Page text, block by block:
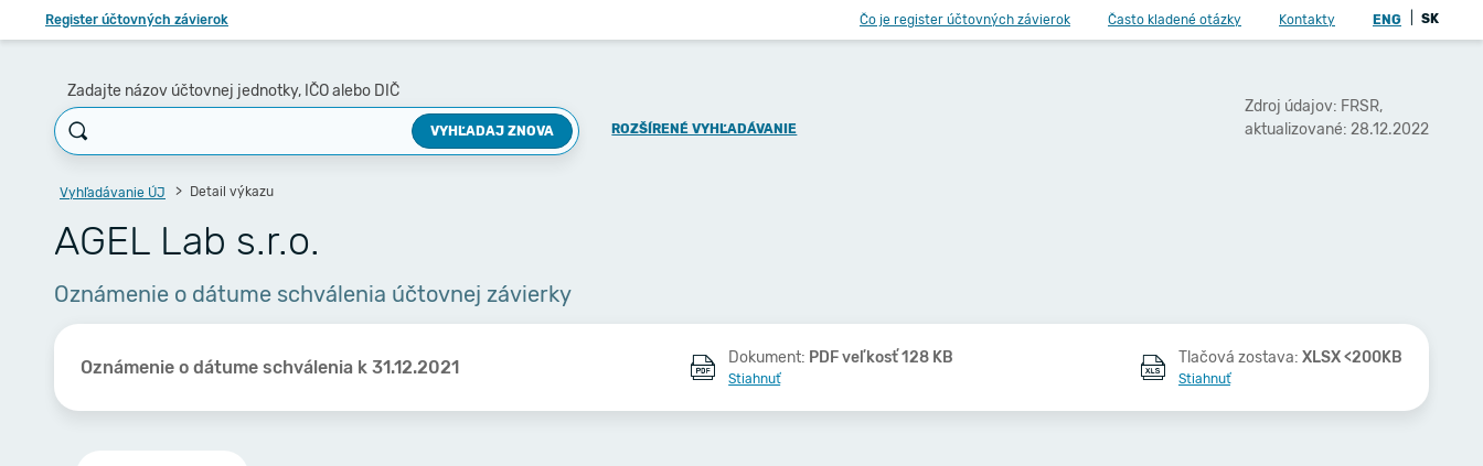
Register účtovných závierok Čo je register účtovných závierok Často kladené otázky Kontakty ENG SK
Zadajte názov účtovnej jednotky, IČO alebo DIČ
VYHĽADAJ ZNOVA ROZŠÍRENÉ VYHĽADÁVANIE
Zdroj údajov: FRSR,
aktualizované: 28.12.2022
Vyhľadávanie ÚJ Detail výkazu
AGEL Lab s.r.o.
Oznámenie o dátume schválenia účtovnej závierky
Oznámenie o dátume schválenia k 31.12.2021 Dokument: PDF veľkosť 128 KB
Stiahnuť
Tlačová zostava: XLSX <200KB
Stiahnuť